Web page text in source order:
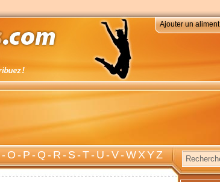
Ajouter un aliment
O-P-Q-R-S-T-U-V-W X Y Z